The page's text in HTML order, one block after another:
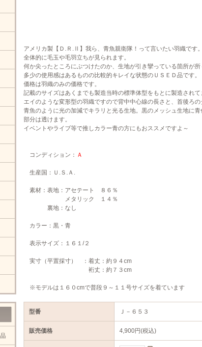
アメリカ製【Ｄ.Ｒ.Ⅱ】我ら、青魚親衛隊！って言いたい羽織です。
全体的に毛玉や毛羽立ちが見られます。
何か尖ったところにぶつけたのか、生地が引き攣っている箇所が所
多少の使用感はあるものの比較的キレイな状態のＵＳＥＤ品です。
価格は羽織のみの価格です。
記載のサイズはあくまでも製造当時の標準体型をもとに製造され
エイのような変形型の羽織ですので背中中心線の長さと、首後ろ
青魚のように光の加減でキラリと光る生地。黒のメッシュ生地に
部分は透けます。
イベントやライブ等で推しカラー青の方にもおススメですよ～
コンディション： Ａ
生産国：Ｕ.Ｓ.Ａ.
素材：表地：アセテート ８６％
メタリック １４％
裏地：なし
カラー：黒・青
表示サイズ：１６１/２
実寸（平置採寸） ：着丈：約９４cm
裄丈：約７３cm
※モデルは１６０cmで普段９～１１号サイズを着ています
型番 Ｊ－６５３
販売価格 4,900円(税込)